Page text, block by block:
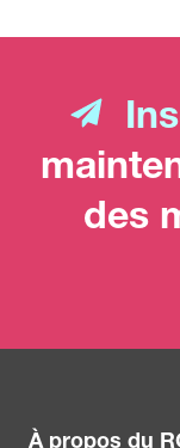
des
À propos du